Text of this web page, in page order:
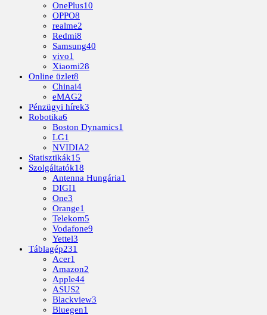
OnePlus10
OPPO8
realme2
Redmi8
Samsung40
vivo1
Xiaomi28
Online üzlet8
Chinai4
eMAG2
Pénzügyi hírek3
Robotika6
Boston Dynamics1
LG1
NVIDIA2
Statisztikák15
Szolgáltatók18
Antenna Hungária1
DIGI1
One3
Orange1
Telekom5
Vodafone9
Yettel3
Táblagép231
Acer1
Amazon2
Apple44
ASUS2
Blackview3
Bluegen1